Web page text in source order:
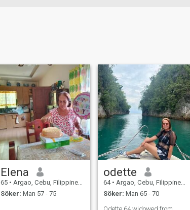
Elena
65 • Argao, Cebu, Filippinerna
Söker: Man 57 - 75
odette
64 • Argao, Cebu, Filippinerna
Söker: Man 65 - 70